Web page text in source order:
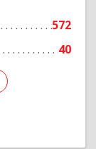
572
40